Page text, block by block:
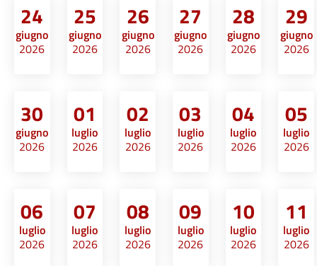
24
giugno
2026
25
giugno
2026
26
giugno
2026
27
giugno
2026
28
giugno
2026
29
giugno
2026
30
giugno
2026
01
luglio
2026
02
luglio
2026
03
luglio
2026
04
luglio
2026
05
luglio
2026
06
luglio
2026
07
luglio
2026
08
luglio
2026
09
luglio
2026
10
luglio
2026
11
luglio
2026